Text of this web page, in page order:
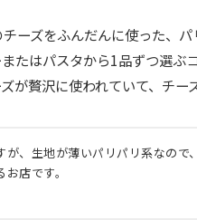
ーズをふんだんに使った、
たはパスタから1品ずつ選ぶ
が贅沢に使われていて、チー
が、生地が薄いパリパリ系なので
店です。